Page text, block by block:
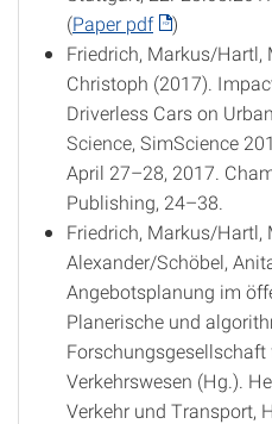
(Paper pdf
)
Friedrich, Markus/
Christoph (2017).
Driverless Cars on
Science, SimScience
April 27–28, 2017.
Publishing, 24–38.
Friedrich, Markus/
Alexander/Schöbel,
Angebotsplanung im
Planerische und
Forschungsgesellschaft
Verkehrswesen (Hg.).
Verkehr und Transport,